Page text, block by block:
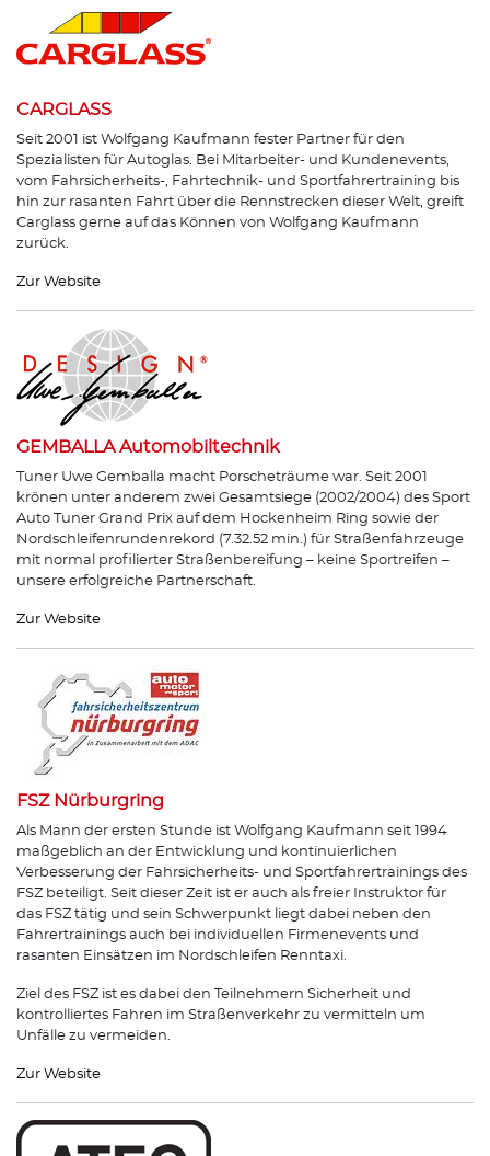
CARGLASS
Seit 2001 ist Wolfgang Kaufmann fester Partner für den
Spezialisten für Autoglas. Bei Mitarbeiter- und Kundenevents,
vom Fahrsicherheits-, Fahrtechnik- und Sportfahrertraining bis
hin zur rasanten Fahrt über die Rennstrecken dieser Welt, greift
Carglass gerne auf das Können von Wolfgang Kaufmann
zurück.
Zur Website
GEMBALLA Automobiltechnik
Tuner Uwe Gemballa macht Porscheträume war. Seit 2001
krönen unter anderem zwei Gesamtsiege (2002/2004) des Sport
Auto Tuner Grand Prix auf dem Hockenheim Ring sowie der
Nordschleifenrundenrekord (7.32.52 min.) für Straßenfahrzeuge
mit normal profilierter Straßenbereifung – keine Sportreifen –
unsere erfolgreiche Partnerschaft.
Zur Website
FSZ Nürburgring
Als Mann der ersten Stunde ist Wolfgang Kaufmann seit 1994
maßgeblich an der Entwicklung und kontinuierlichen
Verbesserung der Fahrsicherheits- und Sportfahrertrainings des
FSZ beteiligt. Seit dieser Zeit ist er auch als freier Instruktor für
das FSZ tätig und sein Schwerpunkt liegt dabei neben den
Fahrertrainings auch bei individuellen Firmenevents und
rasanten Einsätzen im Nordschleifen Renntaxi.
Ziel des FSZ ist es dabei den Teilnehmern Sicherheit und
kontrolliertes Fahren im Straßenverkehr zu vermitteln um
Unfälle zu vermeiden.
Zur Website